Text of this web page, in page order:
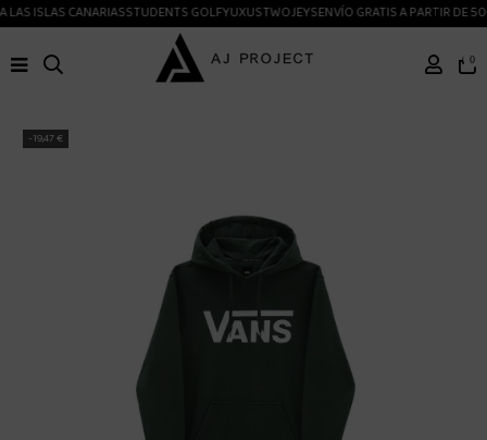
ISLAS CANARIASSTUDENTS GOLFYUXUSTWOJEYSENVÍO GRATIS A PARTIR DE
0
-19,47 €